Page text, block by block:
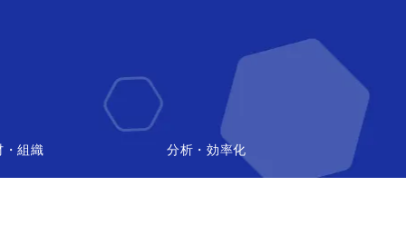
・組織 分析・効率化